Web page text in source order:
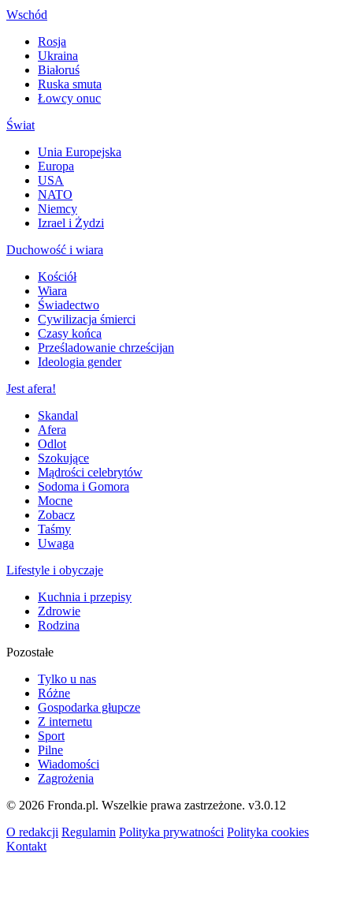
Wschód
Rosja
Ukraina
Białoruś
Ruska smuta
Łowcy onuc
Świat
Unia Europejska
Europa
USA
NATO
Niemcy
Izrael i Żydzi
Duchowość i wiara
Kościół
Wiara
Świadectwo
Cywilizacja śmierci
Czasy końca
Prześladowanie chrześcijan
Ideologia gender
Jest afera!
Skandal
Afera
Odlot
Szokujące
Mądrości celebrytów
Sodoma i Gomora
Mocne
Zobacz
Taśmy
Uwaga
Lifestyle i obyczaje
Kuchnia i przepisy
Zdrowie
Rodzina
Pozostałe
Tylko u nas
Różne
Gospodarka głupcze
Z internetu
Sport
Pilne
Wiadomości
Zagrożenia
© 2026 Fronda.pl. Wszelkie prawa zastrzeżone. v3.0.12
O redakcji Regulamin Polityka prywatności Polityka cookies
Kontakt